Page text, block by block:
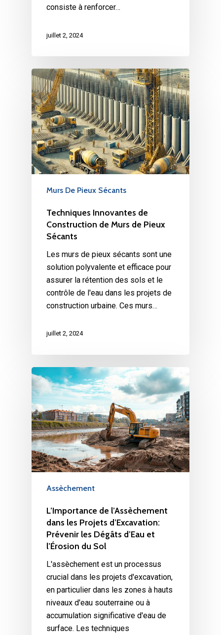
consiste à renforcer…
juillet 2, 2024
Murs De Pieux Sécants
Techniques Innovantes de
Construction de Murs de Pieux
Sécants
Les murs de pieux sécants sont une
solution polyvalente et efficace pour
assurer la rétention des sols et le
contrôle de l'eau dans les projets de
construction urbaine. Ces murs…
juillet 2, 2024
Assèchement
L’Importance de l’Assèchement
dans les Projets d’Excavation:
Prévenir les Dégâts d’Eau et
l’Érosion du Sol
L'assèchement est un processus
crucial dans les projets d'excavation,
en particulier dans les zones à hauts
niveaux d'eau souterraine ou à
accumulation significative d'eau de
surface. Les techniques